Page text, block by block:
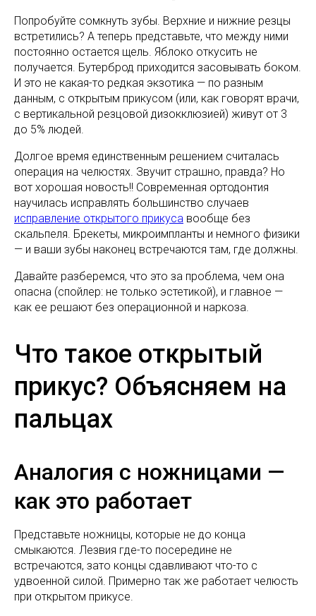
Попробуйте сомкнуть зубы. Верхние и нижние резцы
встретились? А теперь представьте, что между ними
постоянно остается щель. Яблоко откусить не
получается. Бутерброд приходится засовывать боком.
И это не какая-то редкая экзотика — по разным
данным, с открытым прикусом (или, как говорят врачи,
с вертикальной резцовой дизокклюзией) живут от 3
до 5% людей.
Долгое время единственным решением считалась
операция на челюстях. Звучит страшно, правда? Но
вот хорошая новость!! Современная ортодонтия
научилась исправлять большинство случаев
исправление открытого прикуса вообще без
скальпеля. Брекеты, микроимпланты и немного физики
— и ваши зубы наконец встречаются там, где должны.
Давайте разберемся, что это за проблема, чем она
опасна (спойлер: не только эстетикой), и главное —
как ее решают без операционной и наркоза.
Что такое открытый
прикус? Объясняем на
пальцах
Аналогия с ножницами —
как это работает
Представьте ножницы, которые не до конца
смыкаются. Лезвия где-то посередине не
встречаются, зато концы сдавливают что-то с
удвоенной силой. Примерно так же работает челюсть
при открытом прикусе.